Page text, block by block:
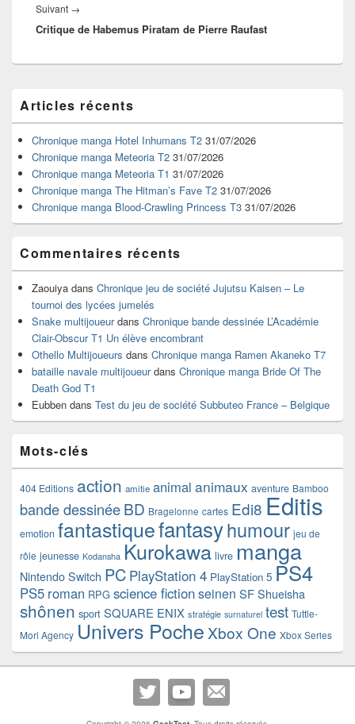
Suivant →
suivant :
Critique de Habemus Piratam de Pierre Raufast
principale
de
widget
pour
barre
latérale
Articles récents
Chronique manga Hotel Inhumans T2 31/07/2026
Chronique manga Meteoria T2 31/07/2026
Chronique manga Meteoria T1 31/07/2026
Chronique manga The Hitman’s Fave T2 31/07/2026
Chronique manga Blood-Crawling Princess T3 31/07/2026
Commentaires récents
Zaouiya dans Chronique jeu de société Jujutsu Kaisen – Le
tournoi des lycées jumelés
Snake multijoueurdans Chronique bande dessinée L’Académie
Clair-Obscur T1 Un élève encombrant
Othello Multijoueurs dans Chronique manga Ramen Akaneko T7
bataille navale multijoueurdans Chronique manga Bride Of The
Death God T1
Eubben dans Test du jeu de société Subbuteo France – Belgique
Mots-clés
404 Editions action amitie animal animaux aventure Bamboo
bande dessinéeBD Bragelonne cartes Edi8 Editis
emotion fantastiquefantasyhumour jeu de
rôle jeunesse Kodansha Kurokawa livre manga
Nintendo Switch PC PlayStation 4 PlayStation 5 PS4
PS5 roman RPG science fictionseinen SF Shueisha
shônen sport SQUARE ENIX stratégie surnaturel test Tuttle-
Mori Agency Univers Poche Xbox One Xbox Series